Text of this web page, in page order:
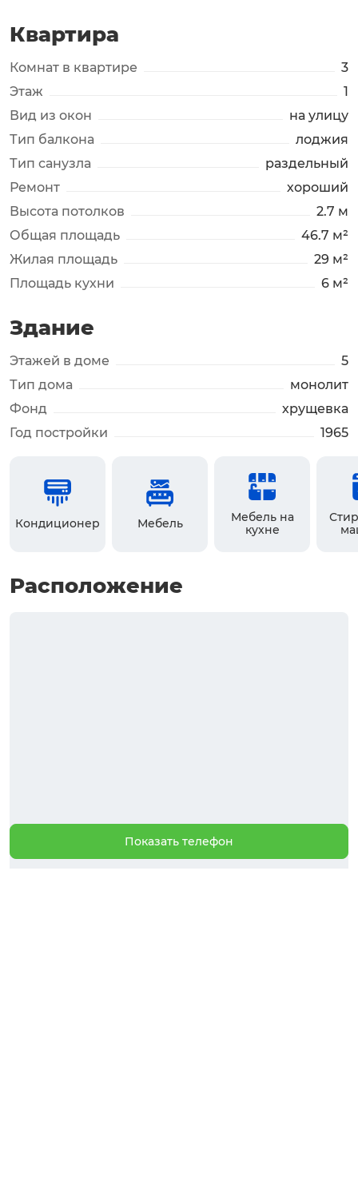
Квартира
Комнат в квартире
3
Этаж
1
Вид из окон
на улицу
Тип балкона
лоджия
Тип санузла
раздельный
Ремонт
хороший
Высота потолков
2.7 м
Общая площадь
46.7 м²
Жилая площадь
29 м²
Площадь кухни
6 м²
Здание
Этажей в доме
5
Тип дома
монолит
Фонд
хрущевка
Год постройки
1965
Кондиционер Мебель
Мебель на
кухне
Расположение
Показать телефон